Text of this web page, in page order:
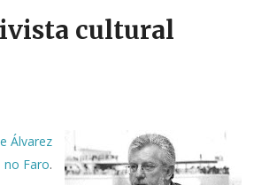
cultural
Álvarez
no Faro.